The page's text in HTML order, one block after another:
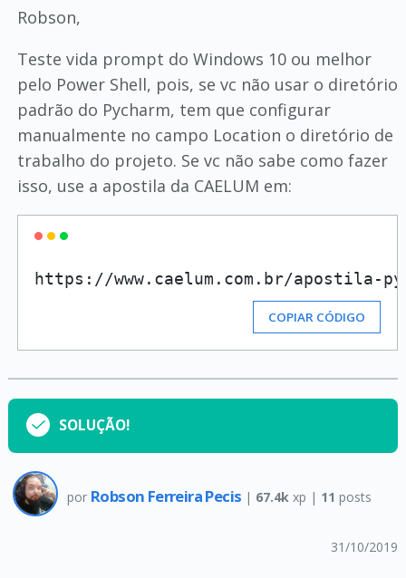
Robson,
Teste vida prompt do Windows 10 ou melhor
pelo Power Shell, pois, se vc não usar o diretório
padrão do Pycharm, tem que configurar
manualmente no campo Location o diretório de
trabalho do projeto. Se vc não sabe como fazer
isso, use a apostila da CAELUM em:
https://www.caelum.com.br/apostila-
COPIAR CÓDIGO
SOLUÇÃO!
por Robson Ferreira Pecis | 67.4k xp | 11 posts
31/10/2019